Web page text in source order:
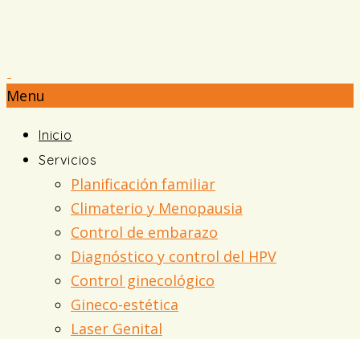
Menu
Inicio
Servicios
Planificación familiar
Climaterio y Menopausia
Control de embarazo
Diagnóstico y control del HPV
Control ginecológico
Gineco-estética
Laser Genital